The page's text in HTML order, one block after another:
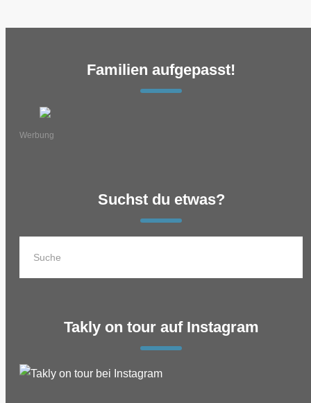
Familien aufgepasst!
Werbung
Suchst du etwas?
Takly on tour auf Instagram